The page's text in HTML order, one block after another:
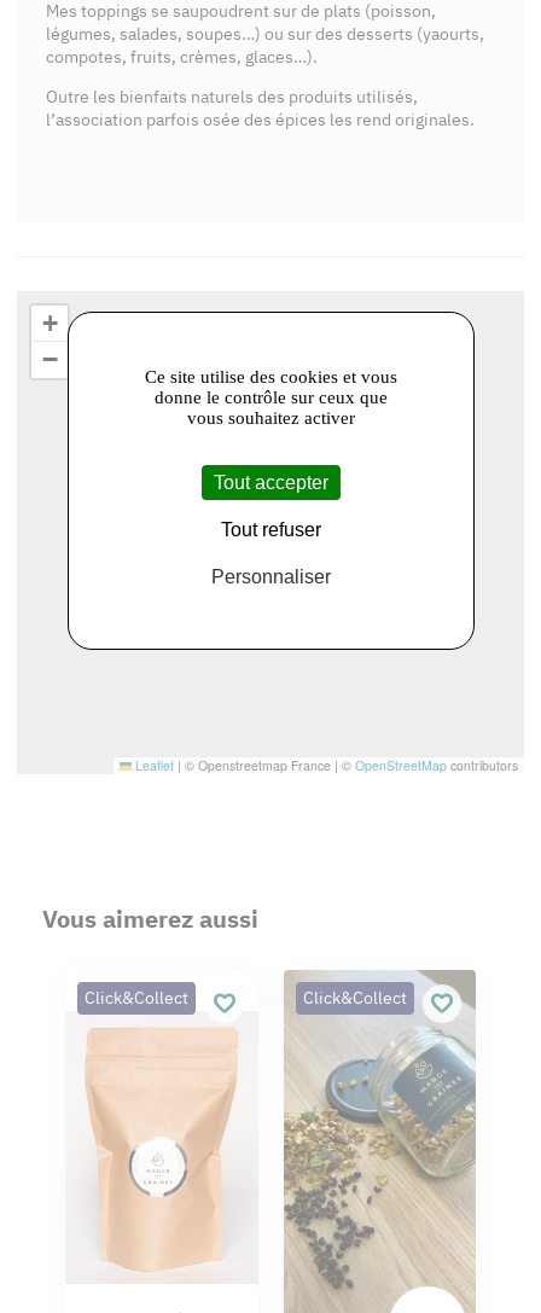
Mes toppings se saupoudrent sur de plats (poisson,
légumes, salades, soupes…) ou sur des desserts (yaourts,
compotes, fruits, crèmes, glaces…).
Outre les bienfaits naturels des produits utilisés,
l’association parfois osée des épices les rend originales.
+
−
Leaflet | © Openstreetmap France | © OpenStreetMap contributors
Vous aimerez aussi
Click&Collect Click&Collect
Ce site utilise des cookies et vous
donne le contrôle sur ceux que
vous souhaitez activer
Tout accepter
Tout refuser
Personnaliser